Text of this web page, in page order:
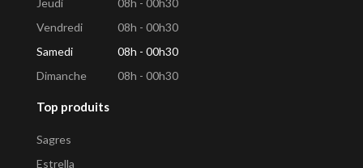
Jeudi
08h - 00h30
Vendredi
08h - 00h30
Samedi
08h - 00h30
Dimanche
08h - 00h30
Top produits
Sagres
Estrella